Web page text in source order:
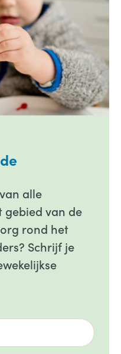
alle
gebied van de
rond het
Schrijf je